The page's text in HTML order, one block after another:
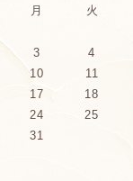
月
火
3
4
10
11
17
18
24
25
31